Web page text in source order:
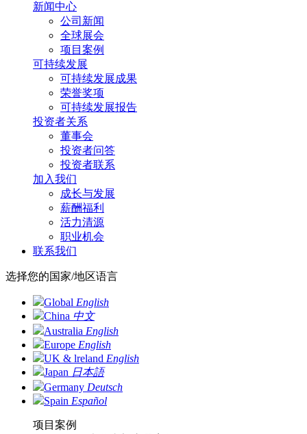
新闻中心
公司新闻
全球展会
项目案例
可持续发展
可持续发展成果
荣誉奖项
可持续发展报告
投资者关系
董事会
投资者问答
投资者联系
加入我们
成长与发展
薪酬福利
活力清源
职业机会
联系我们
选择您的国家/地区语言
Global English
China 中文
Australia English
Europe English
UK & lreland English
Japan 日本語
Germany Deutsch
Spain Español
项目案例